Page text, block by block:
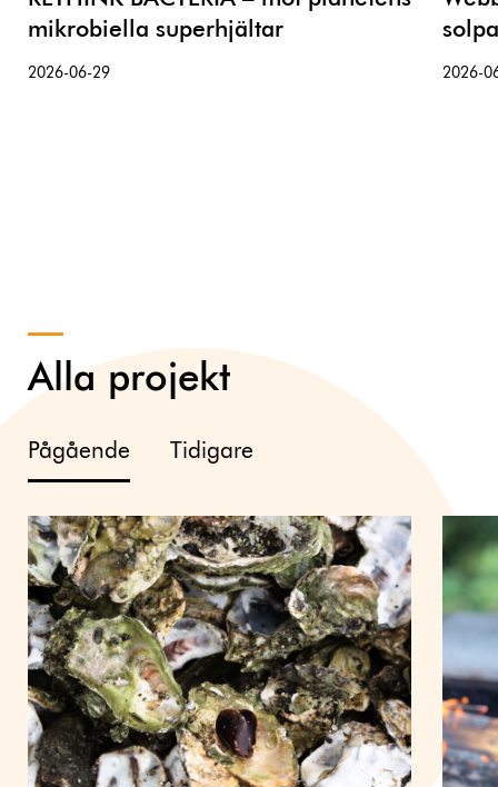
mikrobiella superhjältar
2026-06-29 2026-
Alla projekt
Pågående Tidigare